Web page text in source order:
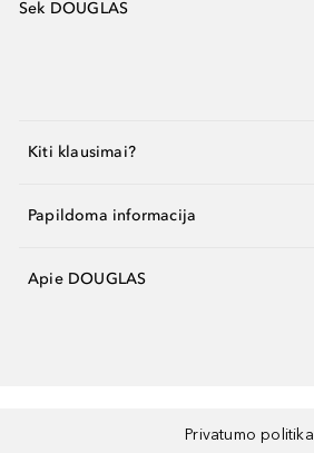
Sek DOUGLAS
Kiti klausimai?
Papildoma informacija
Apie DOUGLAS
Privatumo politika